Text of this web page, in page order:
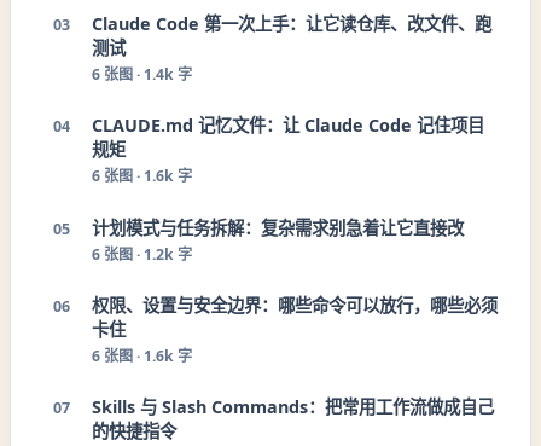
03
Claude Code 第一次上手：让它读仓库、改文件、跑
测试
6 张图 · 1.4k 字
04
CLAUDE.md 记忆文件：让 Claude Code 记住项目
规矩
6 张图 · 1.6k 字
05 计划模式与任务拆解：复杂需求别急着让它直接改
6 张图 · 1.2k 字
06
权限、设置与安全边界：哪些命令可以放行，哪些必须
卡住
6 张图 · 1.6k 字
07
Skills 与 Slash Commands：把常用工作流做成自己
的快捷指令